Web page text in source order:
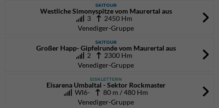
SKITOUR
Westliche Simonyspitze vom Maurertal aus
3
2450 Hm
Venediger-Gruppe
SKITOUR
Großer Happ- Gipfelrunde vom Maurertal aus
2
2300 Hm
Venediger-Gruppe
EISKLETTERN
Eisarena Umbaltal - Sektor Rockmaster
WI6- 80 m / 480 Hm
Venediger-Gruppe